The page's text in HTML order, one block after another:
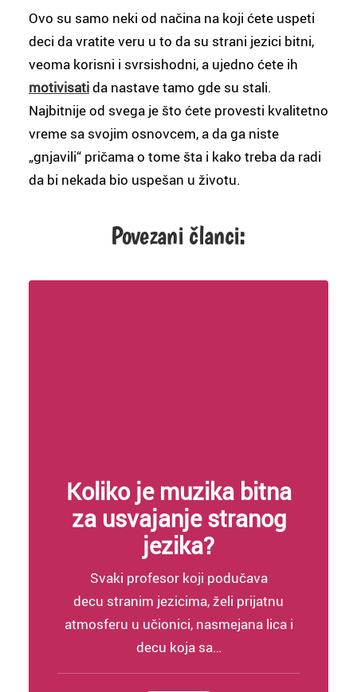
Ovo su samo neki od načina na koji ćete uspeti
deci da vratite veru u to da su strani jezici bitni,
veoma korisni i svrsishodni, a ujedno ćete ih
motivisatida nastave tamo gde su stali.
Najbitnije od svega je što ćete provesti kvalitetno
vreme sa svojim osnovcem, a da ga niste
„gnjavili“ pričama o tome šta i kako treba da radi
da bi nekada bio uspešan u životu.
Povezani članci:
Koliko je muzika bitna
za usvajanje stranog
jezika?
Svaki profesor koji podučava
decu stranim jezicima, želi prijatnu
atmosferu u učionici, nasmejana lica i
decu koja sa…